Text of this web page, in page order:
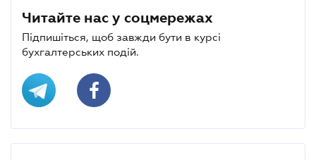
Читайте нас у соцмережах
Підпишіться, щоб завжди бути в курсі
бухгалтерських подій.